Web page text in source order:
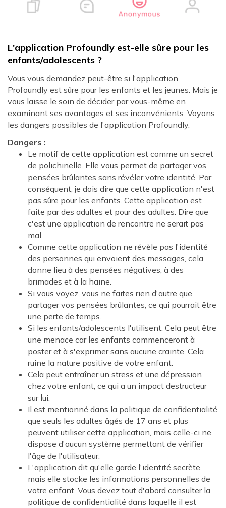
L'application Profoundly est-elle sûre pour les
enfants/adolescents ?
Vous vous demandez peut-être si l'application
Profoundly est sûre pour les enfants et les jeunes. Mais je
vous laisse le soin de décider par vous-même en
examinant ses avantages et ses inconvénients. Voyons
les dangers possibles de l'application Profoundly.
Dangers :
Le motif de cette application est comme un secret
de polichinelle. Elle vous permet de partager vos
pensées brûlantes sans révéler votre identité. Par
conséquent, je dois dire que cette application n'est
pas sûre pour les enfants. Cette application est
faite par des adultes et pour des adultes. Dire que
c'est une application de rencontre ne serait pas
mal.
Comme cette application ne révèle pas l'identité
des personnes qui envoient des messages, cela
donne lieu à des pensées négatives, à des
brimades et à la haine.
Si vous voyez, vous ne faites rien d'autre que
partager vos pensées brûlantes, ce qui pourrait être
une perte de temps.
Si les enfants/adolescents l'utilisent. Cela peut être
une menace car les enfants commenceront à
poster et à s'exprimer sans aucune crainte. Cela
ruine la nature positive de votre enfant.
Cela peut entraîner un stress et une dépression
chez votre enfant, ce qui a un impact destructeur
sur lui.
Il est mentionné dans la politique de confidentialité
que seuls les adultes âgés de 17 ans et plus
peuvent utiliser cette application, mais celle-ci ne
dispose d'aucun système permettant de vérifier
l'âge de l'utilisateur.
L'application dit qu'elle garde l'identité secrète,
mais elle stocke les informations personnelles de
votre enfant. Vous devez tout d'abord consulter la
politique de confidentialité dans laquelle il est